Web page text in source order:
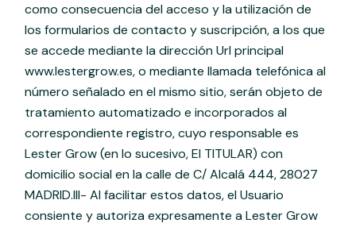
como consecuencia del acceso y la utilización de
los formularios de contacto y suscripción, a los que
se accede mediante la dirección Url principal
www.lestergrow.es, o mediante llamada telefónica al
número señalado en el mismo sitio, serán objeto de
tratamiento automatizado e incorporados al
correspondiente registro, cuyo responsable es
Lester Grow (en lo sucesivo, El TITULAR) con
domicilio social en la calle de C/ Alcalá 444, 28027
MADRID.III- Al facilitar estos datos, el Usuario
consiente y autoriza expresamente a Lester Grow